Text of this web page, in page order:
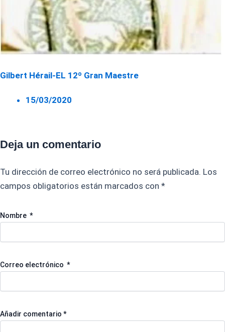
Gilbert Hérail-EL 12º Gran Maestre
15/03/2020
Deja un comentario
Tu dirección de correo electrónico no será publicada. Los
campos obligatorios están marcados con *
Nombre *
Correo electrónico *
Añadir comentario *